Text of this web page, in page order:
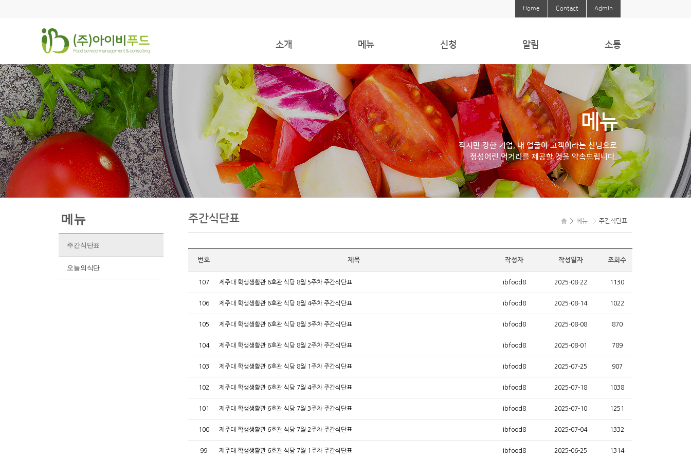
Home Contact Admin
소개
인사말
오시는 길
메뉴
주간식단표
오늘의식단
신청
환불신청
알림
알림
소통
Q&A
식당에바란다
메뉴
작지만 강한 기업, 내 얼굴이 고객이라는 신념으로
정성어린 먹거리를 제공할 것을 약속드립니다.
메뉴
주간식단표
오늘의식단
메뉴 주간식단표
주간식단표
번호 제목 작성자 작성일자 조회수
107 제주대 학생생활관 6호관 식당 8월 5주차 주간식단표 ibfood8 2025-08-22 1130
106 제주대 학생생활관 6호관 식당 8월 4주차 주간식단표 ibfood8 2025-08-14 1022
105 제주대 학생생활관 6호관 식당 8월 3주차 주간식단표 ibfood8 2025-08-08 870
104 제주대 학생생활관 6호관 식당 8월 2주차 주간식단표 ibfood8 2025-08-01 789
103 제주대 학생생활관 6호관 식당 8월 1주차 주간식단표 ibfood8 2025-07-25 907
102 제주대 학생생활관 6호관 식당 7월 4주차 주간식단표 ibfood8 2025-07-18 1038
101 제주대 학생생활관 6호관 식당 7월 3주차 주간식단표 ibfood8 2025-07-10 1251
100 제주대 학생생활관 6호관 식당 7월 2주차 주간식단표 ibfood8 2025-07-04 1332
99 제주대 학생생활관 6호관 식당 7월 1주차 주간식단표 ibfood8 2025-06-25 1314